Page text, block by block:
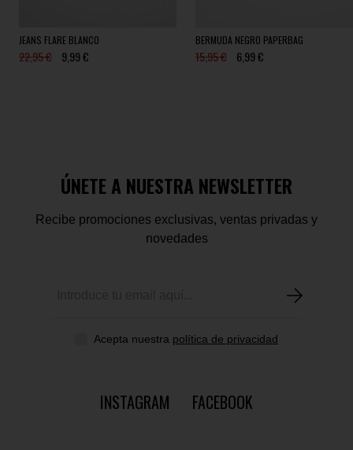
JEANS FLARE BLANCO
22,95 € 9,99 €
BERMUDA NEGRO PAPERBAG
15,95 € 6,99 €
ÚNETE A NUESTRA NEWSLETTER
Recibe promociones exclusivas, ventas privadas y
novedades
Acepta nuestra política de privacidad
INSTAGRAM FACEBOOK